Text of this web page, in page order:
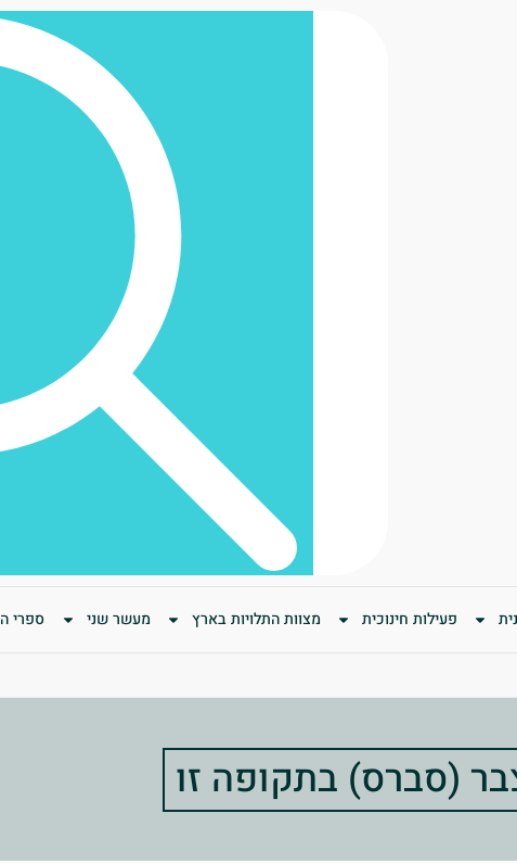
פעילות חינוכית מצוות התלויות בארץ מעשר שני ספרי
(סברס) בתקופה זו